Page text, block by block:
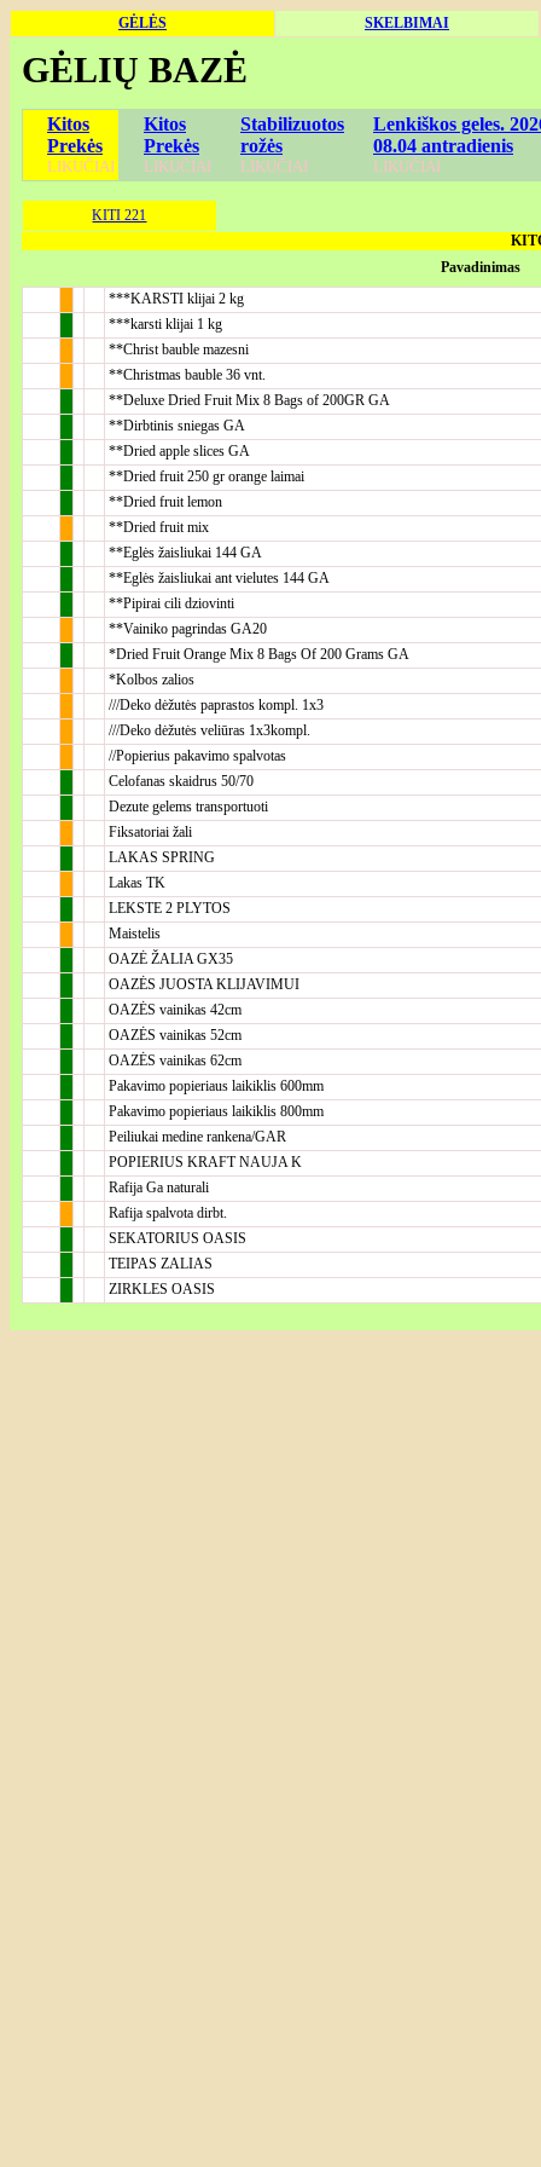
GĖLĖS SKELBIMAI
GĖLIŲ BAZĖ
Kitos
Prekės
LIKUČIAI
Kitos
Prekės
LIKUČIAI
Stabilizuotos
rožės
LIKUČIAI
Lenkiškos geles.
08.04 antradienis
LIKUČIAI
KITI 221
Pavadinimas
***KARSTI klijai 2 kg
***karsti klijai 1 kg
**Christ bauble mazesni
**Christmas bauble 36 vnt.
**Deluxe Dried Fruit Mix 8 Bags of 200GR GA
**Dirbtinis sniegas GA
**Dried apple slices GA
**Dried fruit 250 gr orange laimai
**Dried fruit lemon
**Dried fruit mix
**Eglės žaisliukai 144 GA
**Eglės žaisliukai ant vielutes 144 GA
**Pipirai cili dziovinti
**Vainiko pagrindas GA20
*Dried Fruit Orange Mix 8 Bags Of 200 Grams GA
*Kolbos zalios
///Deko dėžutės paprastos kompl. 1x3
///Deko dėžutės veliūras 1x3kompl.
//Popierius pakavimo spalvotas
Celofanas skaidrus 50/70
Dezute gelems transportuoti
Fiksatoriai žali
LAKAS SPRING
Lakas TK
LEKSTE 2 PLYTOS
Maistelis
OAZĖ ŽALIA GX35
OAZĖS JUOSTA KLIJAVIMUI
OAZĖS vainikas 42cm
OAZĖS vainikas 52cm
OAZĖS vainikas 62cm
Pakavimo popieriaus laikiklis 600mm
Pakavimo popieriaus laikiklis 800mm
Peiliukai medine rankena/GAR
POPIERIUS KRAFT NAUJA K
Rafija Ga naturali
Rafija spalvota dirbt.
SEKATORIUS OASIS
TEIPAS ZALIAS
ZIRKLES OASIS